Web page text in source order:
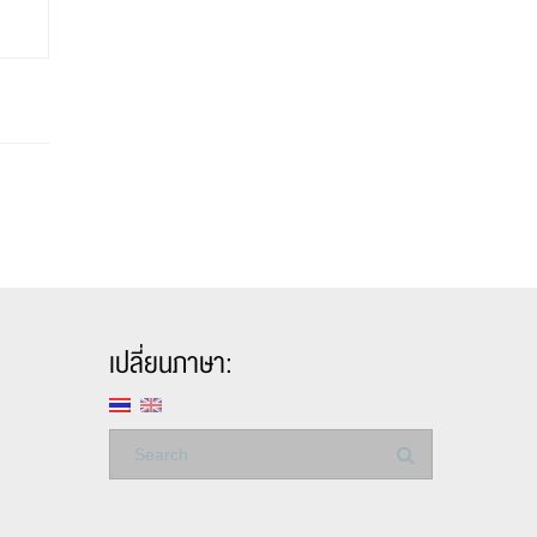
เปลี่ยนภาษา: